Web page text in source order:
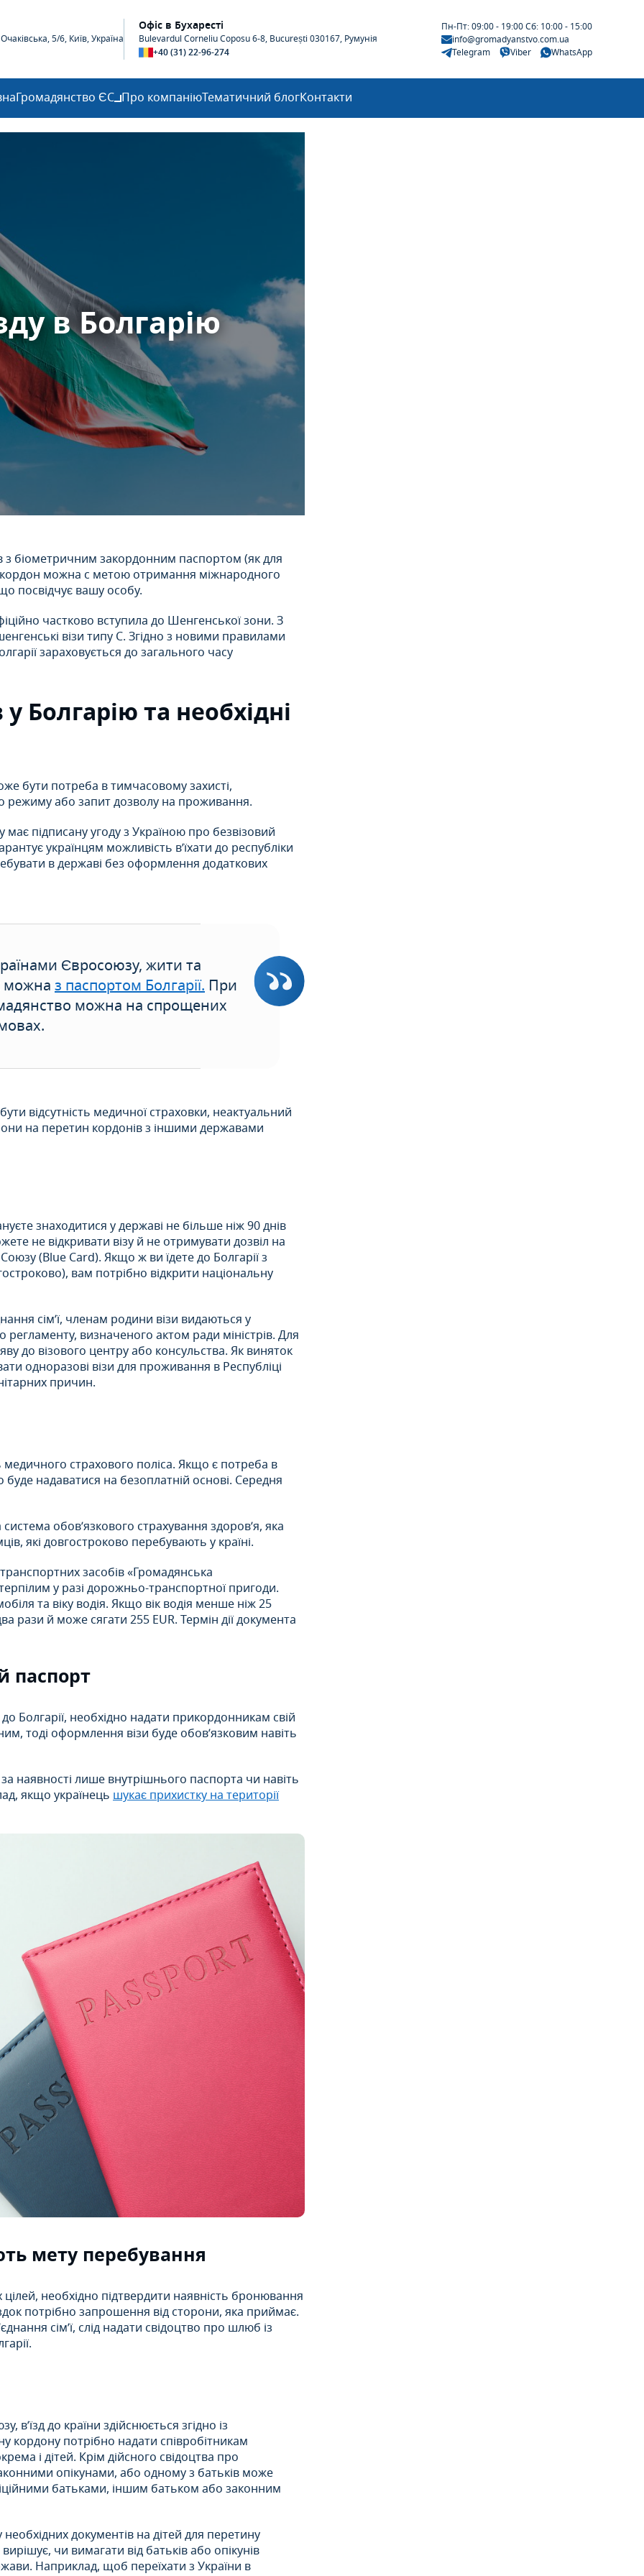
5/6, Київ, Україна
Офіс в Бухаресті
Bulevardul Corneliu Coposu 6-8, București 030167, Румунія
+40 (31) 22-96-274
Пн-Пт: 09:00 - 19:00 Сб: 10:00 - 15:00
info@gromadyanstvo.com.ua
Telegram
Viber WhatsApp
Громадянство ЄС Про компаніюТематичний блогКонтакти
в Болгарію
з біометричним закордонним паспортом (як для
кордон можна с метою отримання міжнародного
посвідчує вашу особу.
частково вступила до Шенгенської зони. З
візи типу C. Згідно з новими правилами
зараховується до загального часу
Болгарію та необхідні
бути потреба в тимчасовому захисті,
режиму або запит дозволу на проживання.
підписану угоду з Україною про безвізовий
українцям можливість в’їхати до республіки
в державі без оформлення додаткових
Євросоюзу, жити та
можна з паспортом Болгарії. При
можна на спрощених
відсутність медичної страховки, неактуальний
на перетин кордонів з іншими державами
знаходитися у державі не більше ніж 90 днів
не відкривати візу й не отримувати дозвіл на
(Blue Card). Якщо ж ви їдете до Болгарії з
вам потрібно відкрити національну
сім’ї, членам родини візи видаються у
визначеного актом ради міністрів. Для
до візового центру або консульства. Як виняток
одноразові візи для проживання в Республіці
причин.
медичного страхового поліса. Якщо є потреба в
надаватися на безоплатній основі. Середня
обов’язкового страхування здоров’я, яка
які довгостроково перебувають у країні.
засобів «Громадянська
у разі дорожньо-транспортної пригоди.
та віку водія. Якщо вік водія менше ніж 25
рази й може сягати 255 EUR. Термін дії документа
паспорт
Болгарії, необхідно надати прикордонникам свій
тоді оформлення візи буде обов’язковим навіть
наявності лише внутрішнього паспорта чи навіть
якщо українець шукає прихистку на території
мету перебування
цілей, необхідно підтвердити наявність бронювання
потрібно запрошення від сторони, яка приймає.
сім’ї, слід надати свідоцтво про шлюб із
до країни здійснюється згідно із
кордону потрібно надати співробітникам
і дітей. Крім дійсного свідоцтва про
опікунами, або одному з батьків може
батьками, іншим батьком або законним
документів на дітей для перетину
чи вимагати від батьків або опікунів
Наприклад, щоб переїхати з України в